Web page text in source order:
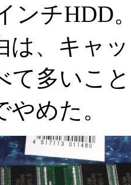
ンチHDD
は、キャ
て多いこ
めた。